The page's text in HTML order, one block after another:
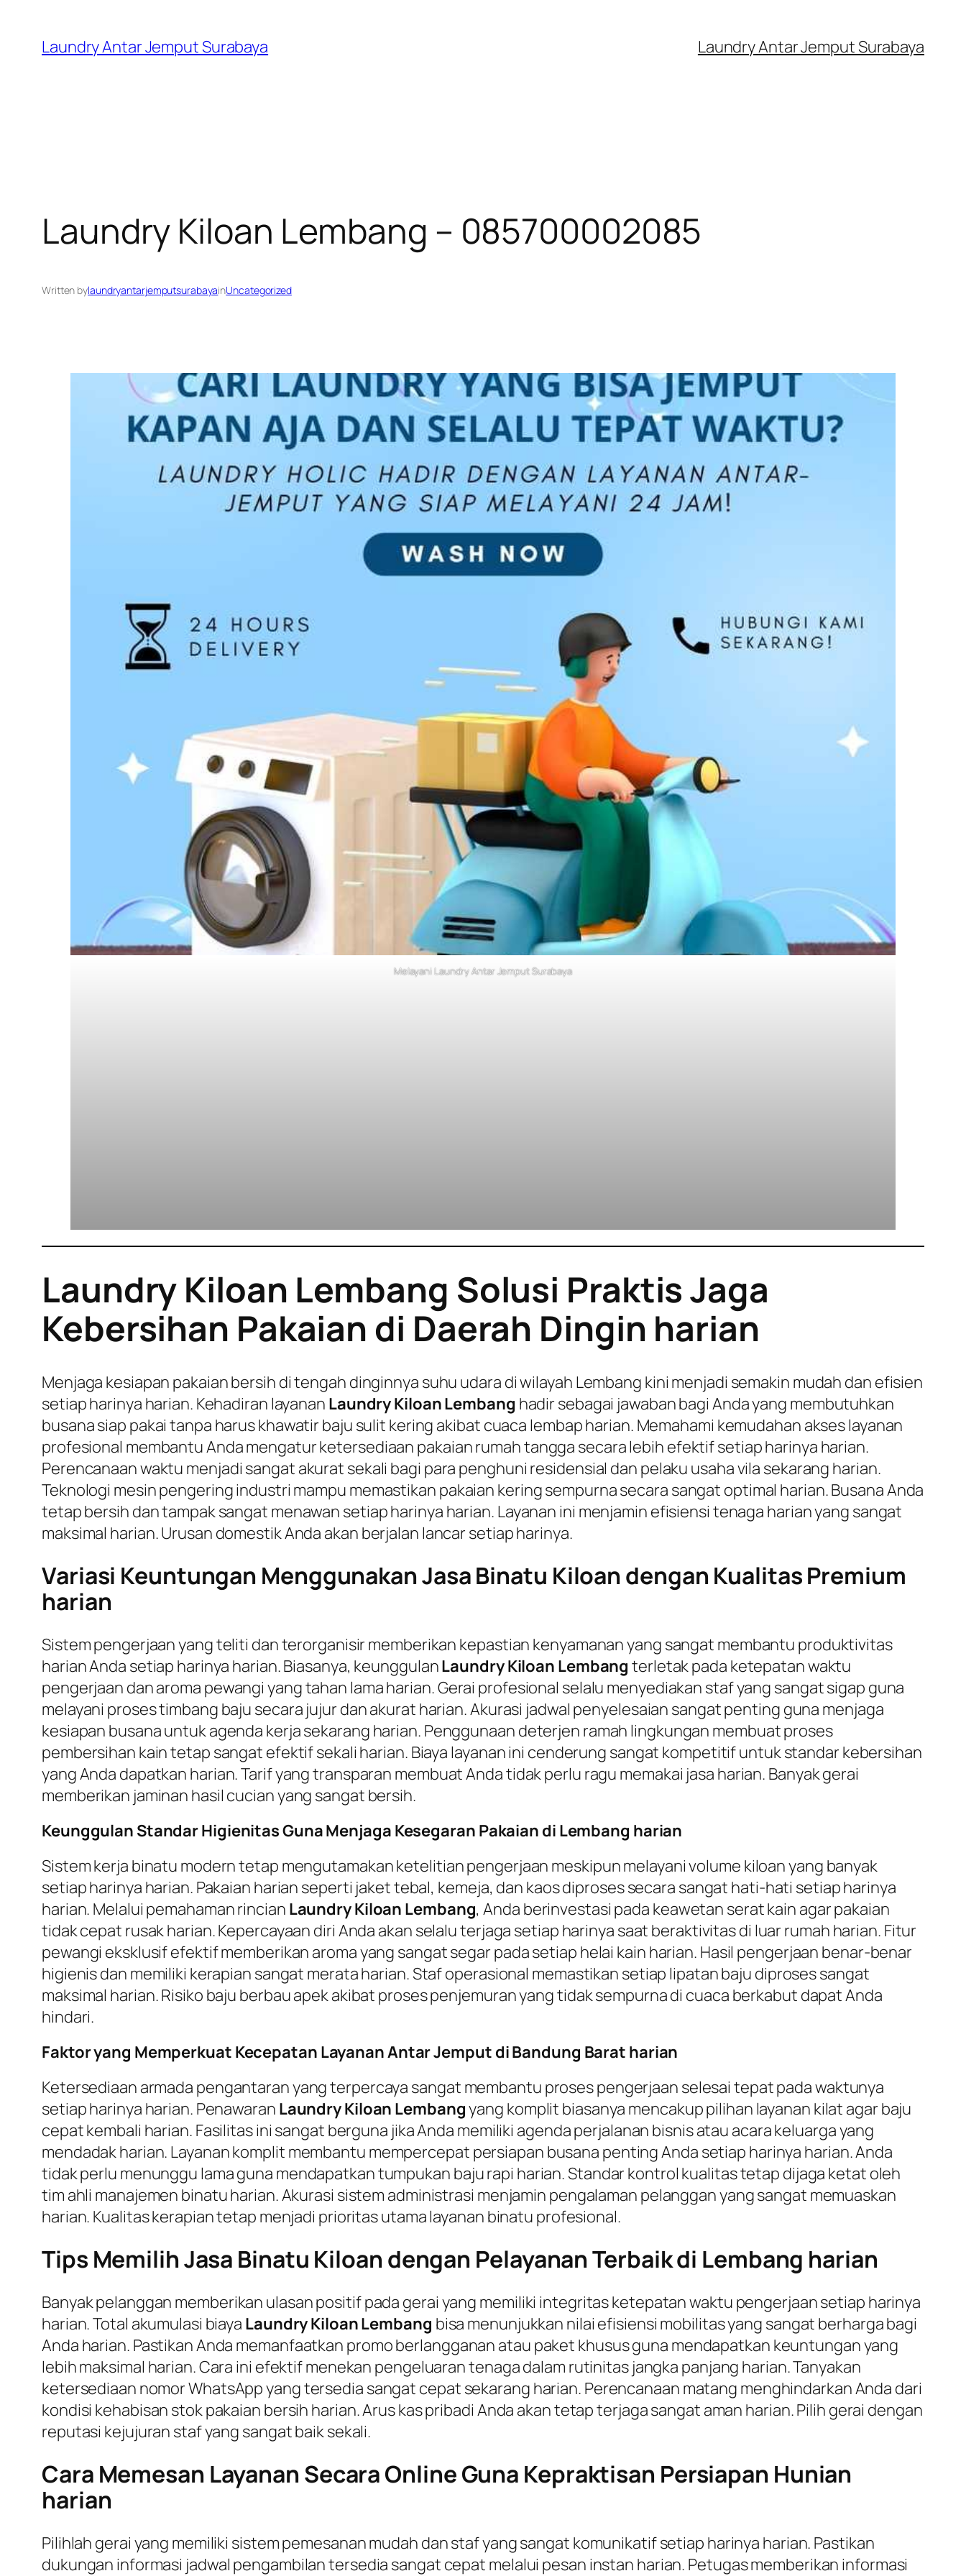
content
Laundry Antar Jemput Surabaya Laundry Antar Jemput Surabaya
Laundry Kiloan Lembang – 085700002085
Written bylaundryantarjemputsurabayainUncategorized
Melayani Laundry Antar Jemput Surabaya
Laundry Kiloan Lembang Solusi Praktis Jaga
Kebersihan Pakaian di Daerah Dingin harian
Menjaga kesiapan pakaian bersih di tengah dinginnya suhu udara di wilayah Lembang kini menjadi semakin mudah dan efisien
setiap harinya harian. Kehadiran layanan Laundry Kiloan Lembang hadir sebagai jawaban bagi Anda yang membutuhkan
busana siap pakai tanpa harus khawatir baju sulit kering akibat cuaca lembap harian. Memahami kemudahan akses layanan
profesional membantu Anda mengatur ketersediaan pakaian rumah tangga secara lebih efektif setiap harinya harian.
Perencanaan waktu menjadi sangat akurat sekali bagi para penghuni residensial dan pelaku usaha vila sekarang harian.
Teknologi mesin pengering industri mampu memastikan pakaian kering sempurna secara sangat optimal harian. Busana Anda
tetap bersih dan tampak sangat menawan setiap harinya harian. Layanan ini menjamin efisiensi tenaga harian yang sangat
maksimal harian. Urusan domestik Anda akan berjalan lancar setiap harinya.
Variasi Keuntungan Menggunakan Jasa Binatu Kiloan dengan Kualitas Premium
harian
Sistem pengerjaan yang teliti dan terorganisir memberikan kepastian kenyamanan yang sangat membantu produktivitas
harian Anda setiap harinya harian. Biasanya, keunggulanLaundry Kiloan Lembang terletak pada ketepatan waktu
pengerjaan dan aroma pewangi yang tahan lama harian. Gerai profesional selalu menyediakan staf yang sangat sigap guna
melayani proses timbang baju secara jujur dan akurat harian. Akurasi jadwal penyelesaian sangat penting guna menjaga
kesiapan busana untuk agenda kerja sekarang harian. Penggunaan deterjen ramah lingkungan membuat proses
pembersihan kain tetap sangat efektif sekali harian. Biaya layanan ini cenderung sangat kompetitif untuk standar kebersihan
yang Anda dapatkan harian. Tarif yang transparan membuat Anda tidak perlu ragu memakai jasa harian. Banyak gerai
memberikan jaminan hasil cucian yang sangat bersih.
Keunggulan Standar Higienitas Guna Menjaga Kesegaran Pakaian di Lembang harian
Sistem kerja binatu modern tetap mengutamakan ketelitian pengerjaan meskipun melayani volume kiloan yang banyak
setiap harinya harian. Pakaian harian seperti jaket tebal, kemeja, dan kaos diproses secara sangat hati-hati setiap harinya
harian. Melalui pemahaman rincian Laundry Kiloan Lembang, Anda berinvestasi pada keawetan serat kain agar pakaian
tidak cepat rusak harian. Kepercayaan diri Anda akan selalu terjaga setiap harinya saat beraktivitas di luar rumah harian. Fitur
pewangi eksklusif efektif memberikan aroma yang sangat segar pada setiap helai kain harian. Hasil pengerjaan benar-benar
higienis dan memiliki kerapian sangat merata harian. Staf operasional memastikan setiap lipatan baju diproses sangat
maksimal harian. Risiko baju berbau apek akibat proses penjemuran yang tidak sempurna di cuaca berkabut dapat Anda
hindari.
Faktor yang Memperkuat Kecepatan Layanan Antar Jemput di Bandung Barat harian
Ketersediaan armada pengantaran yang terpercaya sangat membantu proses pengerjaan selesai tepat pada waktunya
setiap harinya harian. Penawaran Laundry Kiloan Lembangyang komplit biasanya mencakup pilihan layanan kilat agar baju
cepat kembali harian. Fasilitas ini sangat berguna jika Anda memiliki agenda perjalanan bisnis atau acara keluarga yang
mendadak harian. Layanan komplit membantu mempercepat persiapan busana penting Anda setiap harinya harian. Anda
tidak perlu menunggu lama guna mendapatkan tumpukan baju rapi harian. Standar kontrol kualitas tetap dijaga ketat oleh
tim ahli manajemen binatu harian. Akurasi sistem administrasi menjamin pengalaman pelanggan yang sangat memuaskan
harian. Kualitas kerapian tetap menjadi prioritas utama layanan binatu profesional.
Tips Memilih Jasa Binatu Kiloan dengan Pelayanan Terbaik di Lembang harian
Banyak pelanggan memberikan ulasan positif pada gerai yang memiliki integritas ketepatan waktu pengerjaan setiap harinya
harian. Total akumulasi biaya Laundry Kiloan Lembang bisa menunjukkan nilai efisiensi mobilitas yang sangat berharga bagi
Anda harian. Pastikan Anda memanfaatkan promo berlangganan atau paket khusus guna mendapatkan keuntungan yang
lebih maksimal harian. Cara ini efektif menekan pengeluaran tenaga dalam rutinitas jangka panjang harian. Tanyakan
ketersediaan nomor WhatsApp yang tersedia sangat cepat sekarang harian. Perencanaan matang menghindarkan Anda dari
kondisi kehabisan stok pakaian bersih harian. Arus kas pribadi Anda akan tetap terjaga sangat aman harian. Pilih gerai dengan
reputasi kejujuran staf yang sangat baik sekali.
Cara Memesan Layanan Secara Online Guna Kepraktisan Persiapan Hunian
harian
Pilihlah gerai yang memiliki sistem pemesanan mudah dan staf yang sangat komunikatif setiap harinya harian. Pastikan
dukungan informasi jadwal pengambilan tersedia sangat cepat melalui pesan instan harian. Petugas memberikan informasi